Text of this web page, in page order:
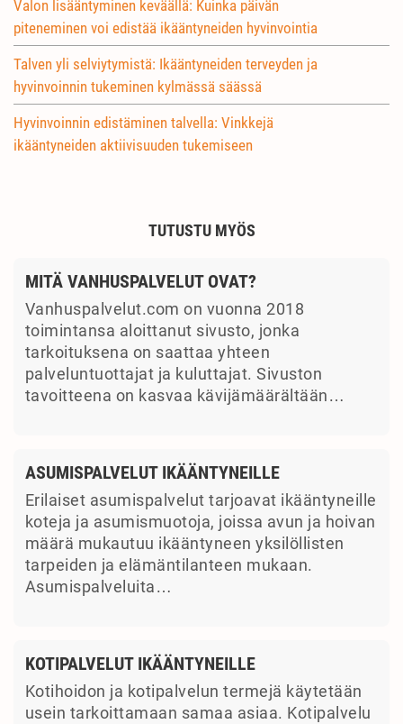
Valon lisääntyminen keväällä: Kuinka päivän
piteneminen voi edistää ikääntyneiden hyvinvointia
Talven yli selviytymistä: Ikääntyneiden terveyden ja
hyvinvoinnin tukeminen kylmässä säässä
Hyvinvoinnin edistäminen talvella: Vinkkejä
ikääntyneiden aktiivisuuden tukemiseen
TUTUSTU MYÖS
MITÄ VANHUSPALVELUT OVAT?
Vanhuspalvelut.com on vuonna 2018
toimintansa aloittanut sivusto, jonka
tarkoituksena on saattaa yhteen
palveluntuottajat ja kuluttajat. Sivuston
tavoitteena on kasvaa kävijämäärältään…
ASUMISPALVELUT IKÄÄNTYNEILLE
Erilaiset asumispalvelut tarjoavat ikääntyneille
koteja ja asumismuotoja, joissa avun ja hoivan
määrä mukautuu ikääntyneen yksilöllisten
tarpeiden ja elämäntilanteen mukaan.
Asumispalveluita…
KOTIPALVELUT IKÄÄNTYNEILLE
Kotihoidon ja kotipalvelun termejä käytetään
usein tarkoittamaan samaa asiaa. Kotipalvelu